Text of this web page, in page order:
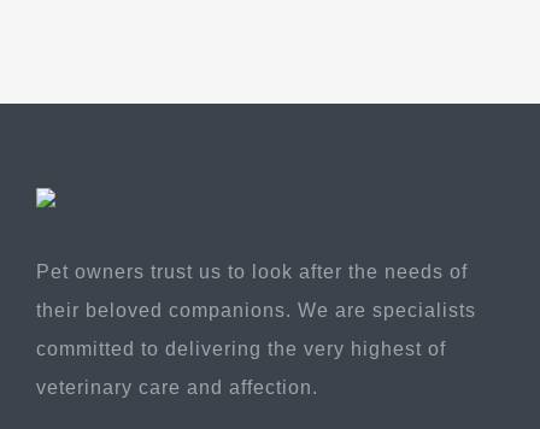
Pet owners trust us to look after the needs of
their beloved companions. We are specialists
committed to delivering the very highest of
veterinary care and affection.